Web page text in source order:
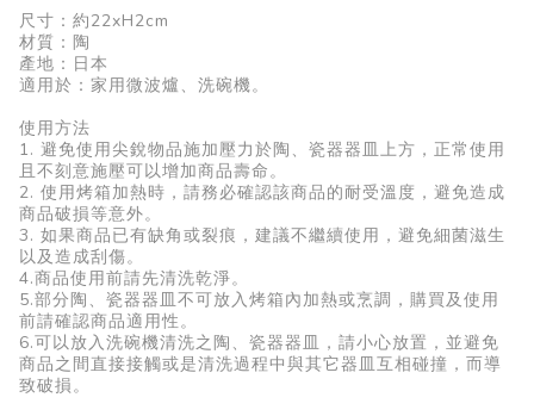
尺寸：約22xH2cm
材質：陶
產地：日本
適用於：家用微波爐、洗碗機。
使用方法
1. 避免使用尖銳物品施加壓力於陶、瓷器器皿上方，正常使用
且不刻意施壓可以增加商品壽命。
2. 使用烤箱加熱時，請務必確認該商品的耐受溫度，避免造成
商品破損等意外。
3. 如果商品已有缺角或裂痕，建議不繼續使用，避免細菌滋生
以及造成刮傷。
4.商品使用前請先清洗乾淨。
5.部分陶、瓷器器皿不可放入烤箱內加熱或烹調，購買及使用
前請確認商品適用性。
6.可以放入洗碗機清洗之陶、瓷器器皿，請小心放置，並避免
商品之間直接接觸或是清洗過程中與其它器皿互相碰撞，而導
致破損。